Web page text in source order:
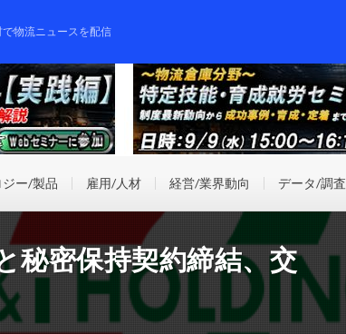
物流ニュースを配信
ー/製品 雇用/人材 経営/業界動向 データ/調査
秘密保持契約締結、交